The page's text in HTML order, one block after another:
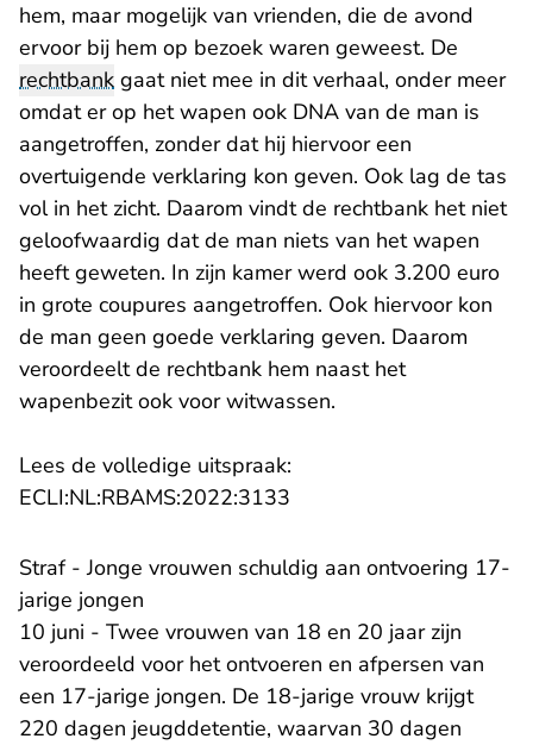
hem, maar mogelijk van vrienden, die de avond
ervoor bij hem op bezoek waren geweest. De
rechtbank gaat niet mee in dit verhaal, onder meer
omdat er op het wapen ook DNA van de man is
aangetroffen, zonder dat hij hiervoor een
overtuigende verklaring kon geven. Ook lag de tas
vol in het zicht. Daarom vindt de rechtbank het niet
geloofwaardig dat de man niets van het wapen
heeft geweten. In zijn kamer werd ook 3.200 euro
in grote coupures aangetroffen. Ook hiervoor kon
de man geen goede verklaring geven. Daarom
veroordeelt de rechtbank hem naast het
wapenbezit ook voor witwassen.
Lees de volledige uitspraak:
ECLI:NL:RBAMS:2022:3133
Straf - Jonge vrouwen schuldig aan ontvoering 17-
jarige jongen
10 juni - Twee vrouwen van 18 en 20 jaar zijn
veroordeeld voor het ontvoeren en afpersen van
een 17-jarige jongen. De 18-jarige vrouw krijgt
220 dagen jeugddetentie, waarvan 30 dagen